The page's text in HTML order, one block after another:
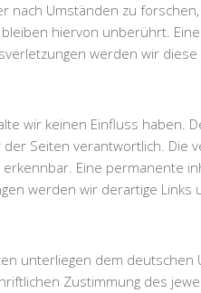
Umständen zu
hiervon unberührt.
werden wir
wir keinen Einfluss
Seiten verantwortlich.
Eine
werden wir derartige
unterliegen dem
Zustimmung des